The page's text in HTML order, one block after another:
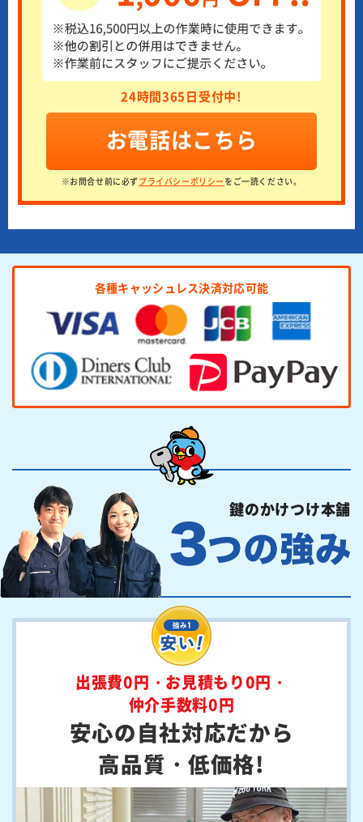
24時間365日受付中!
お電話はこちら
※お問合せ前に必ずプライバシーポリシー をご一読ください。
各種キャッシュレス決済対応可能
鍵のかけつけ本舗
出張費0円・お見積もり0円・
仲介手数料0円
安心の自社対応だから
高品質・低価格!